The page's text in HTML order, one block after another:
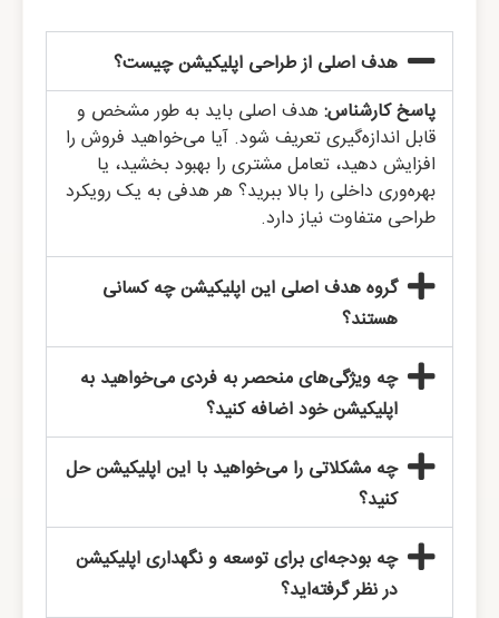
هدف اصلی از طراحی اپلیکیشن چیست؟
پاسخ کارشناس: هدف اصلی باید به طور مشخص و
قابل اندازه‌گیری تعریف شود. آیا می‌خواهید فروش را
افزایش دهید، تعامل مشتری را بهبود بخشید، یا
بهره‌وری داخلی را بالا ببرید؟ هر هدفی به یک رویکرد
طراحی متفاوت نیاز دارد.
گروه هدف اصلی این اپلیکیشن چه کسانی
هستند؟
چه ویژگی‌های منحصر به فردی می‌خواهید به
اپلیکیشن خود اضافه کنید؟
چه مشکلاتی را می‌خواهید با این اپلیکیشن حل
کنید؟
چه بودجه‌ای برای توسعه و نگهداری اپلیکیشن
در نظر گرفته‌اید؟